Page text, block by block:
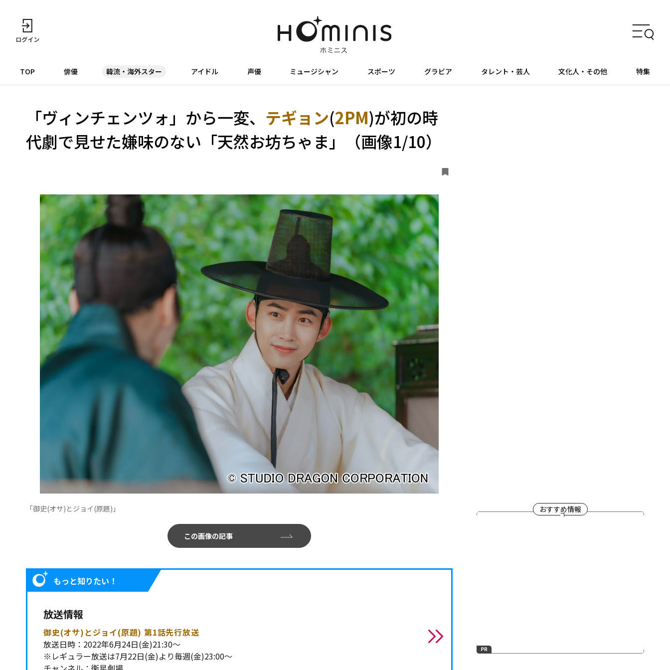
TOP 俳優 韓流・海外スター アイドル 声優 ミュージシャン スポーツ グラビア タレント・芸人 文化人・その他 特集
「ヴィンチェンツォ」から一変、 テギョン(2PM)が初の時
代劇で見せた嫌味のない「天然お坊ちゃま」（画像1/10）
「御史(オサ)とジョイ(原題)」
この画像の記事
もっと知りたい！
放送情報
御史(オサ)とジョイ(原題) 第1話先行放送
放送日時：2022年6月24日(金)21:30～
※レギュラー放送は7月22日(金)より毎週(金)23:00～
おすすめ情報